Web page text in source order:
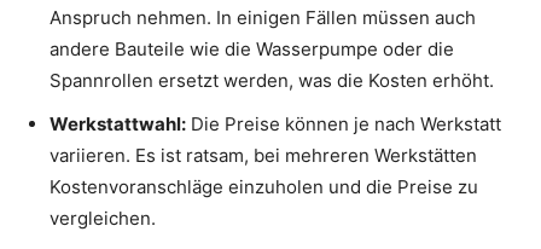
Anspruch nehmen. In einigen Fällen müssen auch
andere Bauteile wie die Wasserpumpe oder die
Spannrollen ersetzt werden, was die Kosten erhöht.
Werkstattwahl: Die Preise können je nach Werkstatt
variieren. Es ist ratsam, bei mehreren Werkstätten
Kostenvoranschläge einzuholen und die Preise zu
vergleichen.